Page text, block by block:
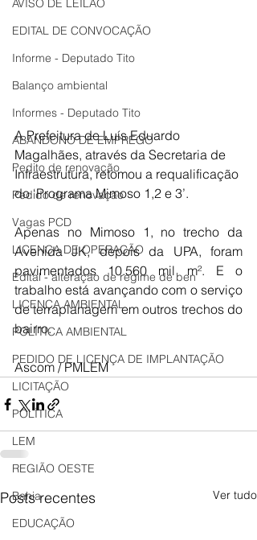
AVISO DE LEILÃO
EDITAL DE CONVOCAÇÃO
Informe - Deputado Tito
Balanço ambiental
Informes - Deputado Tito
ABANDONO DE EMPREGO
Pedito de renovação
Pedido de renovação
Vagas PCD
LICENÇA DE OPERAÇÃO
Edital - alteração de regime de ben
LICENÇA AMBIENTAL
POLÍTICA AMBIENTAL
PEDIDO DE LICENÇA DE IMPLANTAÇÃO
LICITAÇÃO
POLÍTICA
LEM
REGIÃO OESTE
Bahia
EDUCAÇÃO
A Prefeitura de Luís Eduardo
Magalhães, através da Secretaria de
Infraestrutura, retomou a requalificação
do ‘Programa Mimoso 1,2 e 3’.
Apenas no Mimoso 1, no trecho da
Avenida JK, depois da UPA, foram
pavimentados 10.560 mil m². E o
trabalho está avançando com o serviço
de terraplanagem em outros trechos do
bairro.
Ascom / PMLEM
Posts recentes Ver tudo